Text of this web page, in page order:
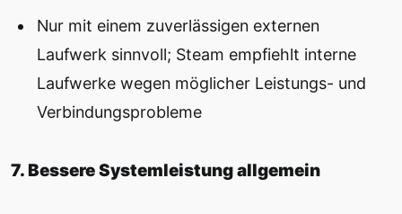
Nur mit einem zuverlässigen externen
Laufwerk sinnvoll; Steam empfiehlt interne
Laufwerke wegen möglicher Leistungs- und
Verbindungsprobleme
7. Bessere Systemleistung allgemein